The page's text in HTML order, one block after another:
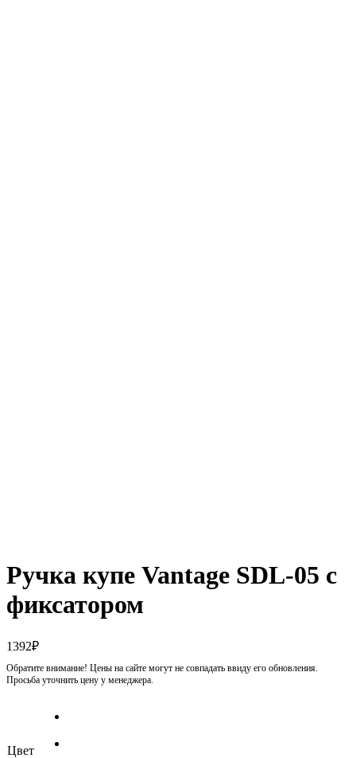
Ручка купе Vantage SDL-05 с
фиксатором
1392₽
Обратите внимание! Цены на сайте могут не совпадать ввиду его обновления.
Просьба уточнить цену у менеджера.
Цвет